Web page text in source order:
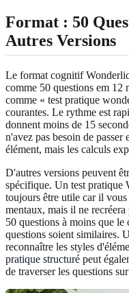
Format : 50
Autres Versions
Le format cognitif
comme 50 questions em 12
comme « test pratique
courantes. Le rythme est
donnent moins de 15
n'avez pas besoin de passer
élément, mais les calculs
D'autres versions peuvent
spécifique. Un test pratique
toujours être utile car il vous
mentaux, mais il ne
50 questions à moins que le
questions soient similaires.
reconnaître les styles
pratique structuré peut
de traverser les questions